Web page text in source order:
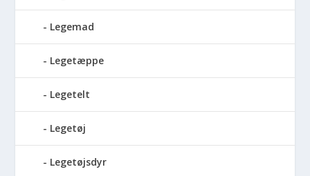
Legemad
Legetæppe
Legetelt
Legetøj
Legetøjsdyr